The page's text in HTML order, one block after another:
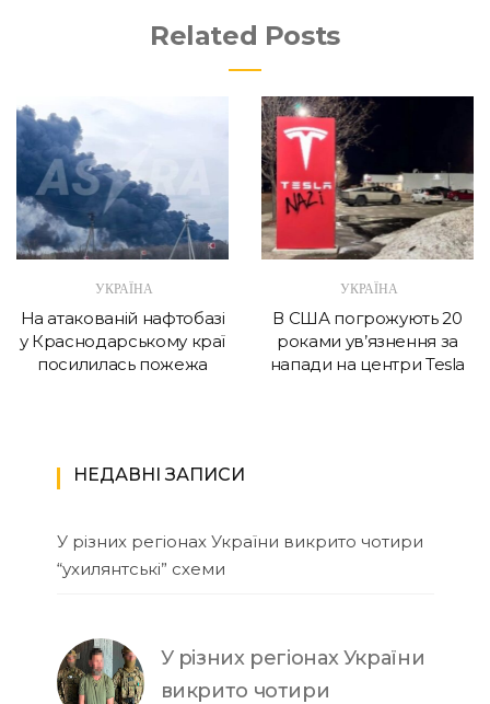
Related Posts
УКРАЇНА
На атакованій нафтобазі
у Краснодарському краї
посилилась пожежа
УКРАЇНА
В США погрожують 20
роками ув’язнення за
напади на центри Tesla
НЕДАВНІ ЗАПИСИ
У різних регіонах України викрито чотири
“ухилянтські” схеми
У різних регіонах України
викрито чотири